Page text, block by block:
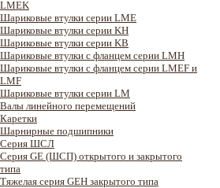
LMEK
Шариковые втулки серии LME
Шариковые втулки серии KH
Шариковые втулки серии KB
Шариковые втулки с фланцем серии LMH
Шариковые втулки с фланцем серии LMEF и
LMF
Шариковые втулки серии LM
Валы линейного перемещений
Каретки
Шарнирные подшипники
Cерия ШСЛ
Серия GE (ШСП) открытого и закрытого
типа
Тяжелая серия GEH закрытого типа